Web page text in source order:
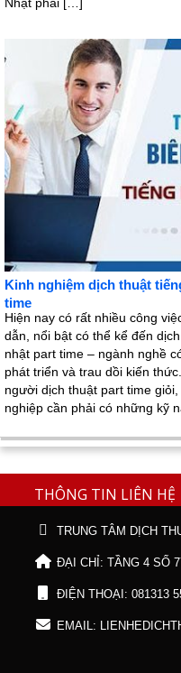
Kinh nghiệm dịch thuật
time
Hiện nay có rất nhiều công
dẫn, nổi bật có thể kể đến
nhật part time – ngành nghề
phát triển và trau dồi kiến
người dịch thuật part time giỏi,
nghiệp cần phải có những kỹ
THÔNG TIN LIÊN HỆ
TRUNG TÂM DỊCH
ĐẠI CHỈ: TẦNG 4 SỐ
ĐIỆN THOẠI: 081313
EMAIL: